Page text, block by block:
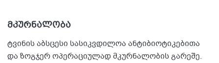
მკურნალობა
ტვინის აბსცესი სასიკვდილოა ანტიბიოტიკებითა
და ზოგჯერ ოპერაციულად მკურნალობის გარეშე.